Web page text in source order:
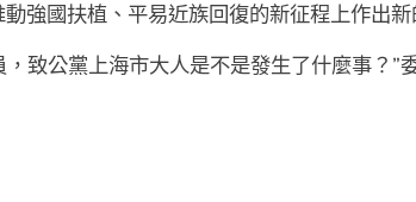
強國扶植、平易近族回復的新征程上作出新
致公黨上海市大人是不是發生了什麼事？”